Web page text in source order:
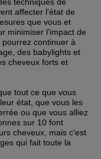
affecter l'état de
que vous et
minimiser l'impact de
pourrez continuer à
des babylights et
cheveux forts et
tout ce que vous
état, que vous les
ou que vous alliez
sur 10 font
cheveux, mais c'est
qui fait toute la